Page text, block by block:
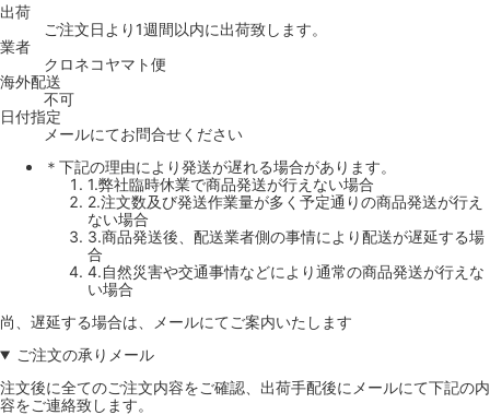
出荷
ご注文日より1週間以内に出荷致します。
業者
クロネコヤマト便
海外配送
不可
日付指定
メールにてお問合せください
＊下記の理由により発送が遅れる場合があります。
1.弊社臨時休業で商品発送が行えない場合
2.注文数及び発送作業量が多く予定通りの商品発送が行え
ない場合
3.商品発送後、配送業者側の事情により配送が遅延する場
合
4.自然災害や交通事情などにより通常の商品発送が行えな
い場合
尚、遅延する場合は、メールにてご案内いたします
ご注文の承りメール
注文後に全てのご注文内容をご確認、出荷手配後にメールにて下記の内
容をご連絡致します。